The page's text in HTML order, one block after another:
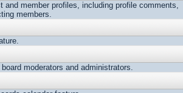
and member profiles, including profile comments,
members.
moderators and administrators.